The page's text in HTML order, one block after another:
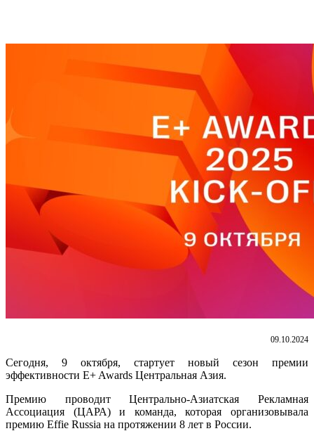
09.10.2024
Сегодня, 9 октября, стартует новый сезон премии
эффективности E+ Awards Центральная Азия.
Премию проводит Центрально-Азиатская Рекламная
Ассоциация (ЦАРА) и команда, которая организовывала
премию Effie Russia на протяжении 8 лет в России.